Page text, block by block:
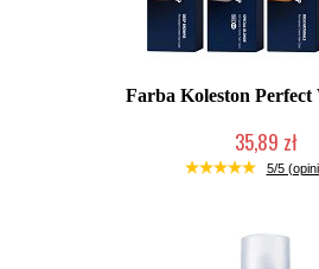
Farba Koleston Perfect
35,89 zł
Duża ilość (wysyłka w
5/5